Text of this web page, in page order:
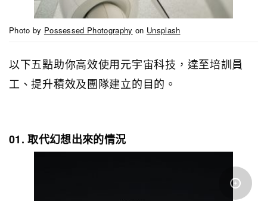
Photo by Possessed Photography on Unsplash
以下五點助你高效使用元宇宙科技，達至培訓員
工、提升積效及團隊建立的目的。
01. 取代幻想出來的情況